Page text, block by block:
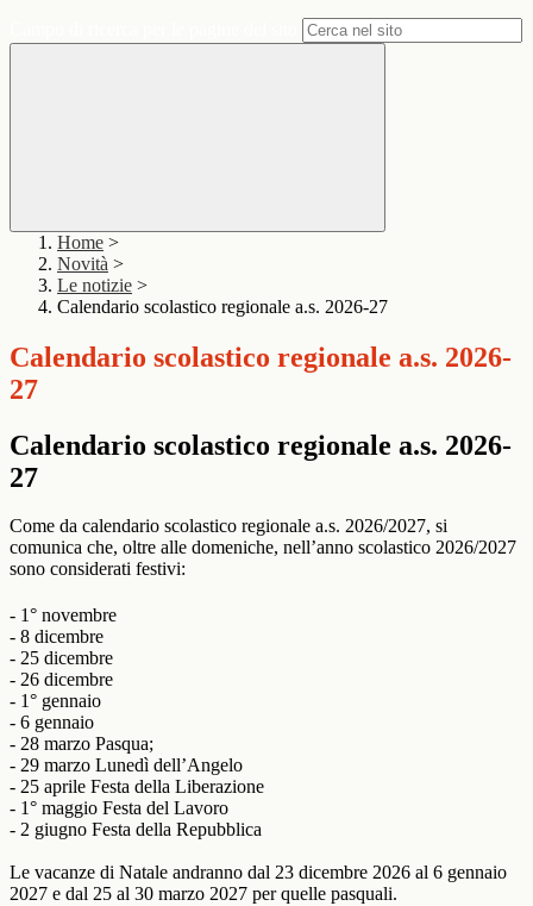
Home >
Novità >
Le notizie >
Calendario scolastico regionale a.s. 2026-27
Calendario scolastico regionale a.s. 2026-
27
Calendario scolastico regionale a.s. 2026-
27
Come da calendario scolastico regionale a.s. 2026/2027, si
comunica che, oltre alle domeniche, nell’anno scolastico 2026/2027
sono considerati festivi:
- 1° novembre
- 8 dicembre
- 25 dicembre
- 26 dicembre
- 1° gennaio
- 6 gennaio
- 28 marzo Pasqua;
- 29 marzo Lunedì dell’Angelo
- 25 aprile Festa della Liberazione
- 1° maggio Festa del Lavoro
- 2 giugno Festa della Repubblica
Le vacanze di Natale andranno dal 23 dicembre 2026 al 6 gennaio
2027 e dal 25 al 30 marzo 2027 per quelle pasquali.